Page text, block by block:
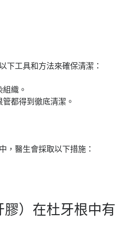
下工具和方法來確保清潔：
織。
都得到徹底清潔。
，醫生會採取以下措施：
）在杜牙根中有